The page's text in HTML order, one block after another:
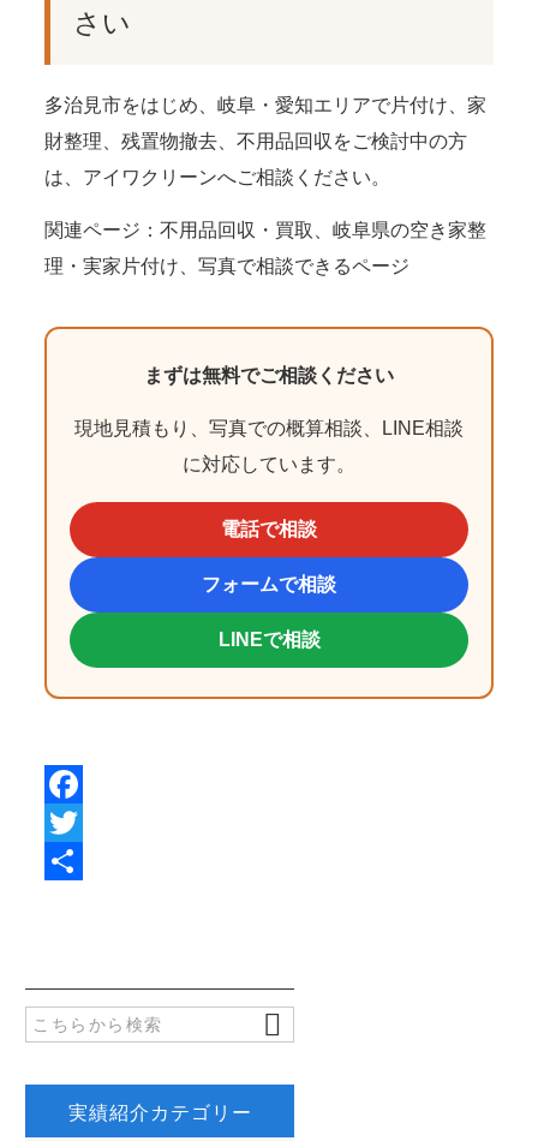
さい
多治見市をはじめ、岐阜・愛知エリアで片付け、家
財整理、残置物撤去、不用品回収をご検討中の方
は、アイワクリーンへご相談ください。
関連ページ： 不用品回収・買取
岐阜県の空き家整
理・実家片付け
写真で相談できるページ
まずは無料でご相談ください
現地見積もり、写真での概算相談、LINE相談
に対応しています。
電話で相談
フォームで相談
LINEで相談
F
実績紹介カテゴリー